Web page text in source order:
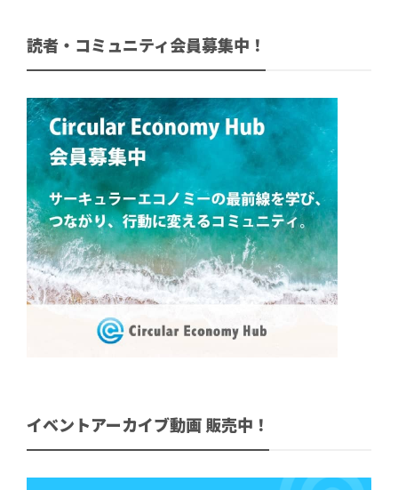
読者・コミュニティ会員募集中！
イベントアーカイブ動画 販売中！